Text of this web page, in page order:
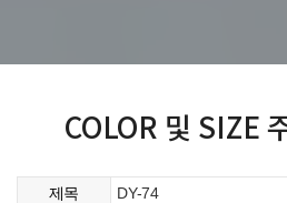
COLOR 및 SIZE
제목 DY-74